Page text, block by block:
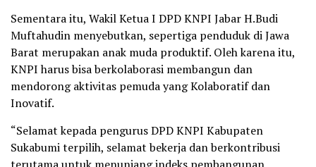
Sementara itu, Wakil Ketua I DPD KNPI Jabar H.Budi
Muftahudin menyebutkan, sepertiga penduduk di Jawa
Barat merupakan anak muda produktif. Oleh karena itu,
KNPI harus bisa berkolaborasi membangun dan
mendorong aktivitas pemuda yang Kolaboratif dan
Inovatif.
“Selamat kepada pengurus DPD KNPI Kabupaten
Sukabumi terpilih, selamat bekerja dan berkontribusi